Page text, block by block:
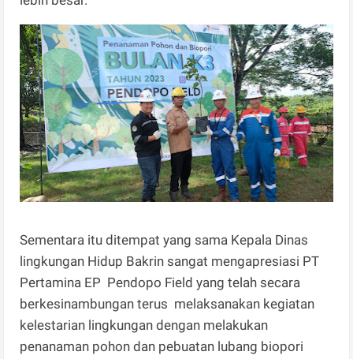
Sementara itu ditempat yang sama Kepala Dinas
lingkungan Hidup Bakrin sangat mengapresiasi PT
Pertamina EP Pendopo Field yang telah secara
berkesinambungan terus melaksanakan kegiatan
kelestarian lingkungan dengan melakukan
penanaman pohon dan pebuatan lubang biopori